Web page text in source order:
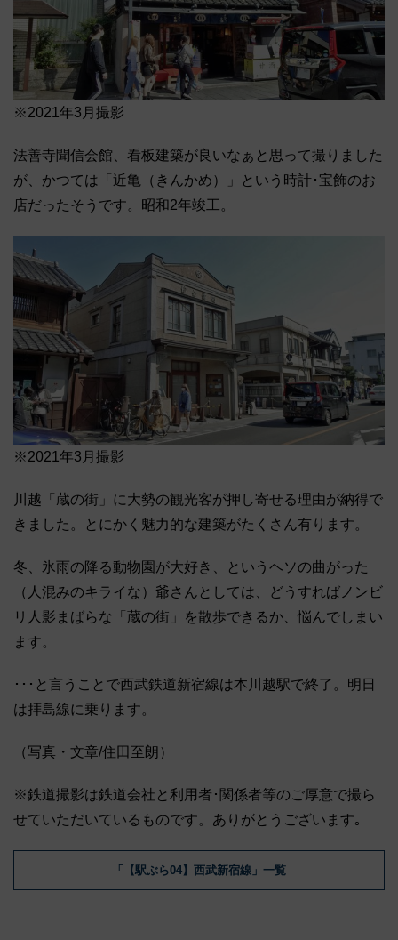
※2021年3月撮影
法善寺聞信会館、看板建築が良いなぁと思って撮りました
が、かつては「近亀（きんかめ）」という時計･宝飾のお
店だったそうです。昭和2年竣工。
※2021年3月撮影
川越「蔵の街」に大勢の観光客が押し寄せる理由が納得で
きました。とにかく魅力的な建築がたくさん有ります。
冬、氷雨の降る動物園が大好き、というヘソの曲がった
（人混みのキライな）爺さんとしては、どうすればノンビ
リ人影まばらな「蔵の街」を散歩できるか、悩んでしまい
ます。
･･･と言うことで西武鉄道新宿線は本川越駅で終了。明日
は拝島線に乗ります。
（写真・文章/住田至朗）
※鉄道撮影は鉄道会社と利用者･関係者等のご厚意で撮ら
せていただいているものです。ありがとうございます｡
「【駅ぶら04】西武新宿線」一覧